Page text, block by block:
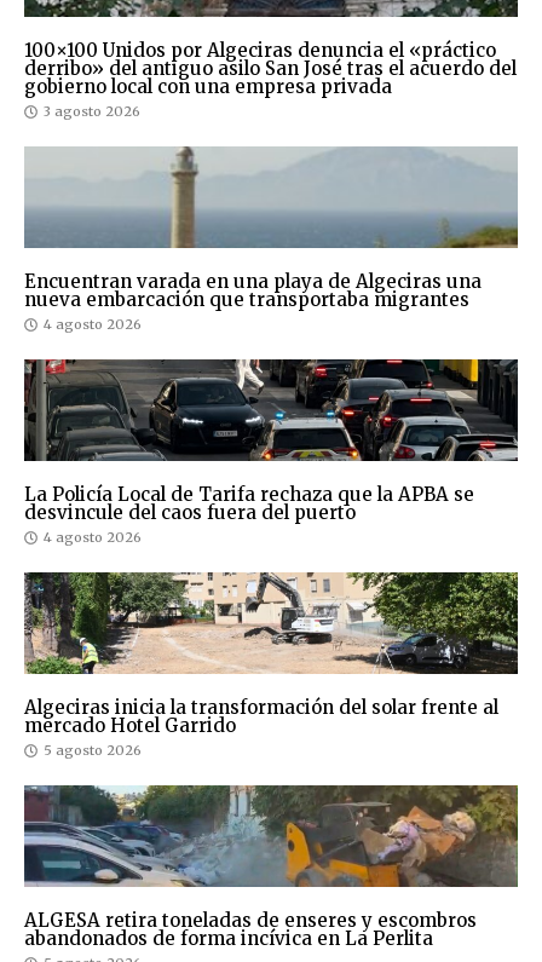
100×100 Unidos por Algeciras denuncia el «práctico
derribo» del antiguo asilo San José tras el acuerdo del
gobierno local con una empresa privada
3 agosto 2026
Encuentran varada en una playa de Algeciras una
nueva embarcación que transportaba migrantes
4 agosto 2026
La Policía Local de Tarifa rechaza que la APBA se
desvincule del caos fuera del puerto
4 agosto 2026
Algeciras inicia la transformación del solar frente al
mercado Hotel Garrido
5 agosto 2026
ALGESA retira toneladas de enseres y escombros
abandonados de forma incívica en La Perlita